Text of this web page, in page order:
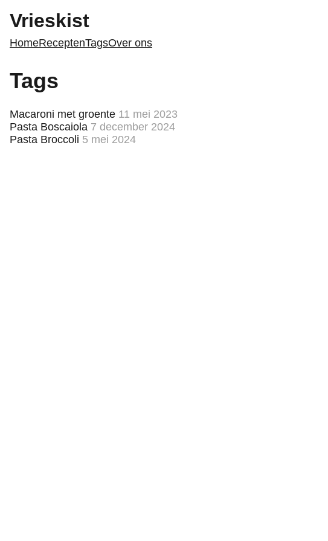
Vrieskist
HomeReceptenTagsOver ons
Tags
Macaroni met groente 11 mei 2023
Pasta Boscaiola 7 december 2024
Pasta Broccoli 5 mei 2024